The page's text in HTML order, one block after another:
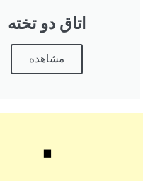
اتاق دو تخته
مشاهده
۰